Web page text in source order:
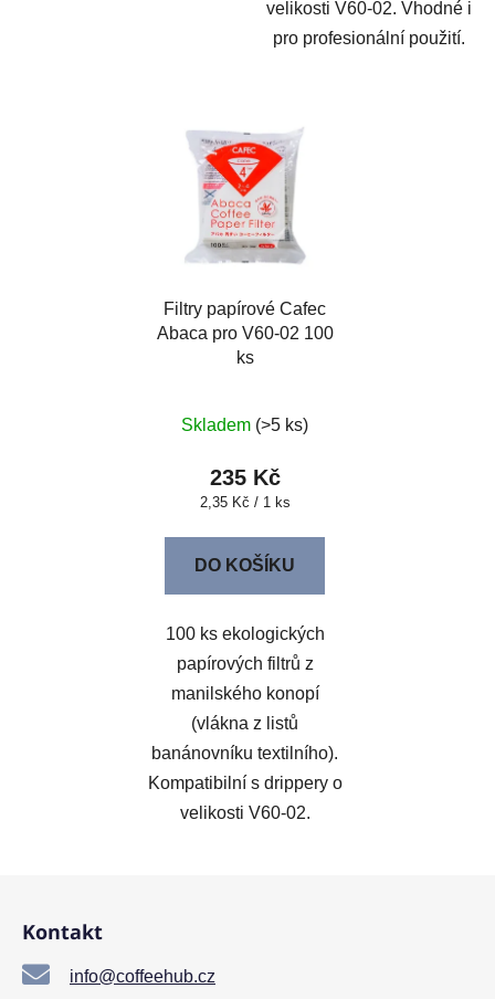
velikosti V60-02. Vhodné i
pro profesionální použití.
Filtry papírové Cafec
Abaca pro V60-02 100
ks
Skladem (>5 ks)
235 Kč
Měrná
2,35 Kč / 1 ks
DO KOŠÍKU
100 ks ekologických
papírových filtrů z
manilského konopí
(vlákna z listů
banánovníku textilního).
Kompatibilní s drippery o
velikosti V60-02.
Kontakt
info@coffeehub.cz